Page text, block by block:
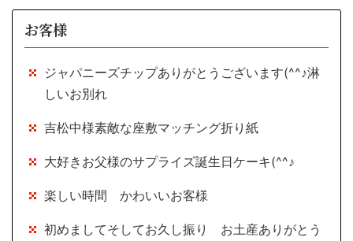
お客様
ジャパニーズチップありがとうございます(^^♪淋
しいお別れ
吉松中様素敵な座敷マッチング折り紙
大好きお父様のサプライズ誕生日ケーキ(^^♪
楽しい時間 かわいいお客様
初めましてそしてお久し振り お土産ありがとう